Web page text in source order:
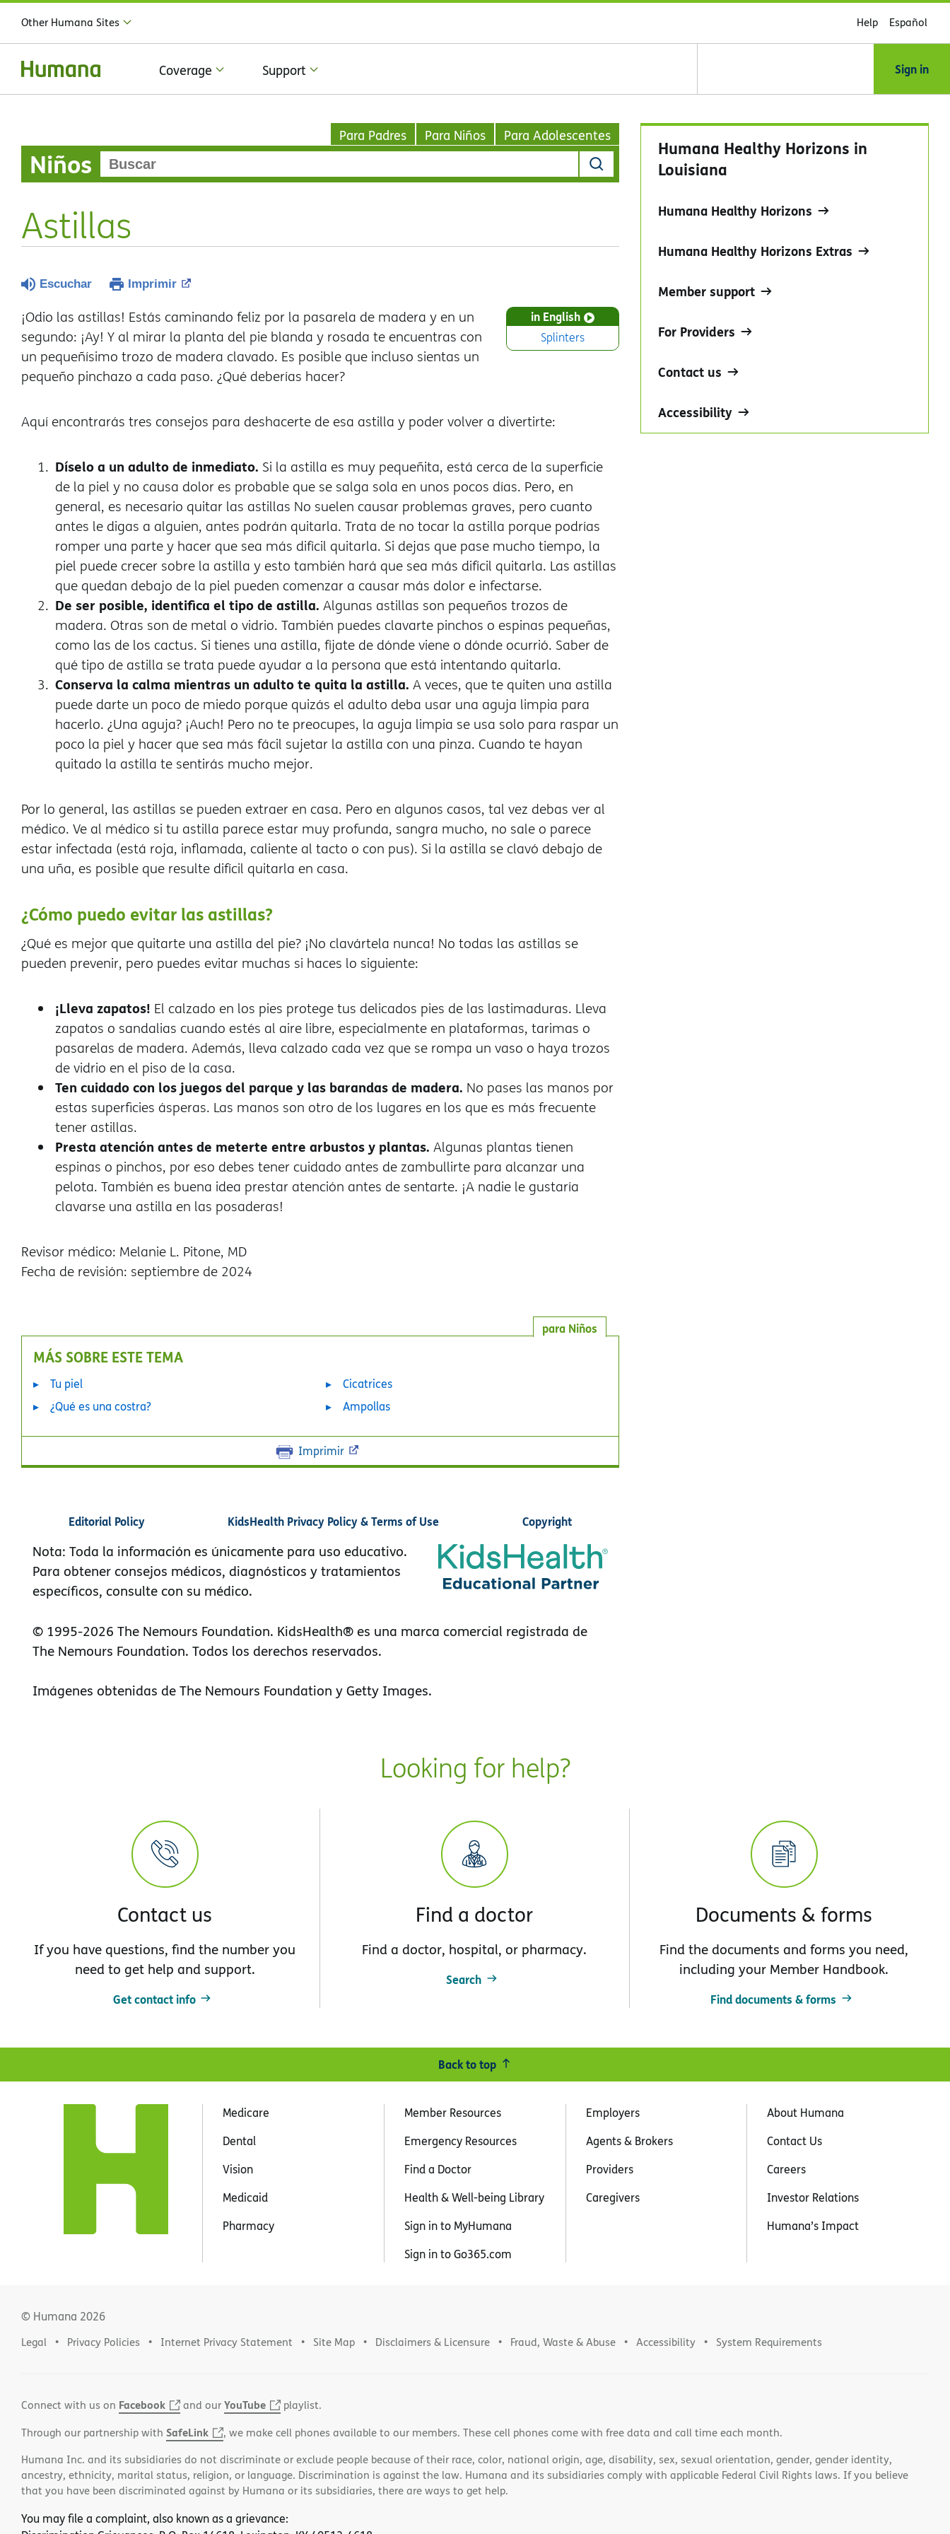
Other Humana Sites Help Español
Coverage Support Sign in
Para Padres Para Niños Para Adolescentes
Niños
Astillas
Escuchar Imprimir
in English
Splinters
¡Odio las astillas! Estás caminando feliz por la pasarela de madera y en un
segundo: ¡Ay! Y al mirar la planta del pie blanda y rosada te encuentras con
un pequeñísimo trozo de madera clavado. Es posible que incluso sientas un
pequeño pinchazo a cada paso. ¿Qué deberías hacer?
Aquí encontrarás tres consejos para deshacerte de esa astilla y poder volver a divertirte:
Díselo a un adulto de inmediato. Si la astilla es muy pequeñita, está cerca de la superficie
de la piel y no causa dolor es probable que se salga sola en unos pocos días. Pero, en
general, es necesario quitar las astillas No suelen causar problemas graves, pero cuanto
antes le digas a alguien, antes podrán quitarla. Trata de no tocar la astilla porque podrías
romper una parte y hacer que sea más difícil quitarla. Si dejas que pase mucho tiempo, la
piel puede crecer sobre la astilla y esto también hará que sea más difícil quitarla. Las astillas
que quedan debajo de la piel pueden comenzar a causar más dolor e infectarse.
De ser posible, identifica el tipo de astilla. Algunas astillas son pequeños trozos de
madera. Otras son de metal o vidrio. También puedes clavarte pinchos o espinas pequeñas,
como las de los cactus. Si tienes una astilla, fíjate de dónde viene o dónde ocurrió. Saber de
qué tipo de astilla se trata puede ayudar a la persona que está intentando quitarla.
Conserva la calma mientras un adulto te quita la astilla. A veces, que te quiten una astilla
puede darte un poco de miedo porque quizás el adulto deba usar una aguja limpia para
hacerlo. ¿Una aguja? ¡Auch! Pero no te preocupes, la aguja limpia se usa solo para raspar un
poco la piel y hacer que sea más fácil sujetar la astilla con una pinza. Cuando te hayan
quitado la astilla te sentirás mucho mejor.
Por lo general, las astillas se pueden extraer en casa. Pero en algunos casos, tal vez debas ver al
médico. Ve al médico si tu astilla parece estar muy profunda, sangra mucho, no sale o parece
estar infectada (está roja, inflamada, caliente al tacto o con pus). Si la astilla se clavó debajo de
una uña, es posible que resulte difícil quitarla en casa.
¿Cómo puedo evitar las astillas?
¿Qué es mejor que quitarte una astilla del pie? ¡No clavártela nunca! No todas las astillas se
pueden prevenir, pero puedes evitar muchas si haces lo siguiente:
¡Lleva zapatos! El calzado en los pies protege tus delicados pies de las lastimaduras. Lleva
zapatos o sandalias cuando estés al aire libre, especialmente en plataformas, tarimas o
pasarelas de madera. Además, lleva calzado cada vez que se rompa un vaso o haya trozos
de vidrio en el piso de la casa.
Ten cuidado con los juegos del parque y las barandas de madera. No pases las manos por
estas superficies ásperas. Las manos son otro de los lugares en los que es más frecuente
tener astillas.
Presta atención antes de meterte entre arbustos y plantas. Algunas plantas tienen
espinas o pinchos, por eso debes tener cuidado antes de zambullirte para alcanzar una
pelota. También es buena idea prestar atención antes de sentarte. ¡A nadie le gustaría
clavarse una astilla en las posaderas!
Revisor médico: Melanie L. Pitone, MD
Fecha de revisión: septiembre de 2024
para Niños
MÁS SOBRE ESTE TEMA
Tu piel
¿Qué es una costra?
Cicatrices
Ampollas
Imprimir
Editorial Policy KidsHealth Privacy Policy & Terms of Use Copyright
Nota: Toda la información es únicamente para uso educativo.
Para obtener consejos médicos, diagnósticos y tratamientos
específicos, consulte con su médico.
© 1995-2026 The Nemours Foundation. KidsHealth® es una marca comercial registrada de
The Nemours Foundation. Todos los derechos reservados.
Imágenes obtenidas de The Nemours Foundation y Getty Images.
Humana Healthy Horizons in
Louisiana
Humana Healthy Horizons
Humana Healthy Horizons Extras
Member support
For Providers
Contact us
Accessibility
Looking for help?
Contact us
If you have questions, find the number you
need to get help and support.
Get contact info
Find a doctor
Find a doctor, hospital, or pharmacy.
Search
Documents & forms
Find the documents and forms you need,
including your Member Handbook.
Find documents & forms
Back to top
Medicare
Dental
Vision
Medicaid
Pharmacy
Member Resources
Emergency Resources
Find a Doctor
Health & Well-being Library
Sign in to MyHumana
Sign in to Go365.com
Employers
Agents & Brokers
Providers
Caregivers
About Humana
Contact Us
Careers
Investor Relations
Humana’s Impact
© Humana 2026
Legal Privacy Policies Internet Privacy Statement Site Map Disclaimers & Licensure Fraud, Waste & Abuse Accessibility System Requirements
Connect with us on Facebook and ourYouTube
playlist.
Through our partnership with SafeLink
, we make cell phones available to our members. These cell phones come with free data and call time each month.
Humana Inc. and its subsidiaries do not discriminate or exclude people because of their race, color, national origin, age, disability, sex, sexual orientation, gender, gender identity,
ancestry, ethnicity, marital status, religion, or language. Discrimination is against the law. Humana and its subsidiaries comply with applicable Federal Civil Rights laws. If you believe
that you have been discriminated against by Humana or its subsidiaries, there are ways to get help.
You may file a complaint, also known as a grievance: